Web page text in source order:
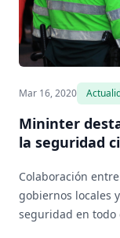
Mar 16, 2020
Mininter
la seguridad
Colaboración
gobiernos locales
seguridad en todo